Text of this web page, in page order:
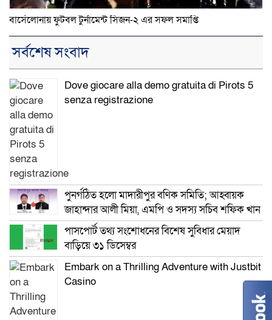
বার্সেলোনায় ফুটবল টুর্নামেন্ট সিজন-২ এর সফল সমাপ্তি
সর্বশেষ সংবাদ
Dove giocare alla demo gratuita di Pirots 5
senza registrazione
পুনর্গঠিত হলো মাদারীপুর বণিক সমিতি; আহ্বায়ক
জাহান্দার আলী মিয়া, এমপি ও সদস্য সচিব শফিক খান
পাসপোর্ট তথ্য সংশোধনের বিশেষ সুবিধার মেয়াদ
বাড়িয়ে ৩১ ডিসেম্বর
Embark on a Thrilling Adventure with Justbit
Casino